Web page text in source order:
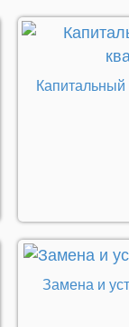
Капитальный
Замена и